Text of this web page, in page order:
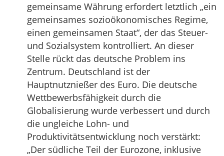
gemeinsame Währung erfordert letztlich „ein
gemeinsames sozioökonomisches Regime,
einen gemeinsamen Staat“, der das Steuer-
und Sozialsystem kontrolliert. An dieser
Stelle rückt das deutsche Problem ins
Zentrum. Deutschland ist der
Hauptnutznießer des Euro. Die deutsche
Wettbewerbsfähigkeit durch die
Globalisierung wurde verbessert und durch
die ungleiche Lohn- und
Produktivitätsentwicklung noch verstärkt:
„Der südliche Teil der Eurozone, inklusive